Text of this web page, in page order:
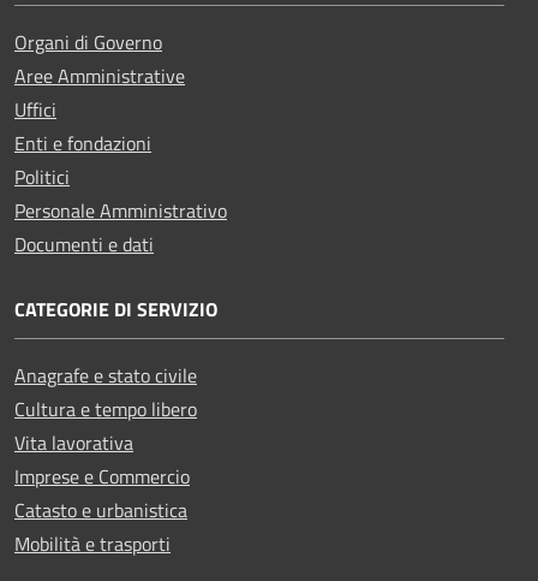
Organi di Governo
Aree Amministrative
Uffici
Enti e fondazioni
Politici
Personale Amministrativo
Documenti e dati
CATEGORIE DI SERVIZIO
Anagrafe e stato civile
Cultura e tempo libero
Vita lavorativa
Imprese e Commercio
Catasto e urbanistica
Mobilità e trasporti